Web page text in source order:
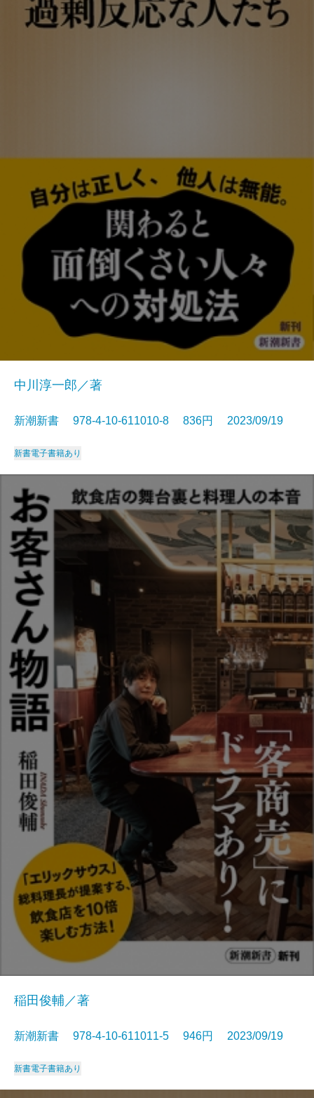
中川淳一郎／著
新潮新書 978-4-10-611010-8 836円 2023/09/19
新書電子書籍あり
稲田俊輔／著
新潮新書 978-4-10-611011-5 946円 2023/09/19
新書電子書籍あり